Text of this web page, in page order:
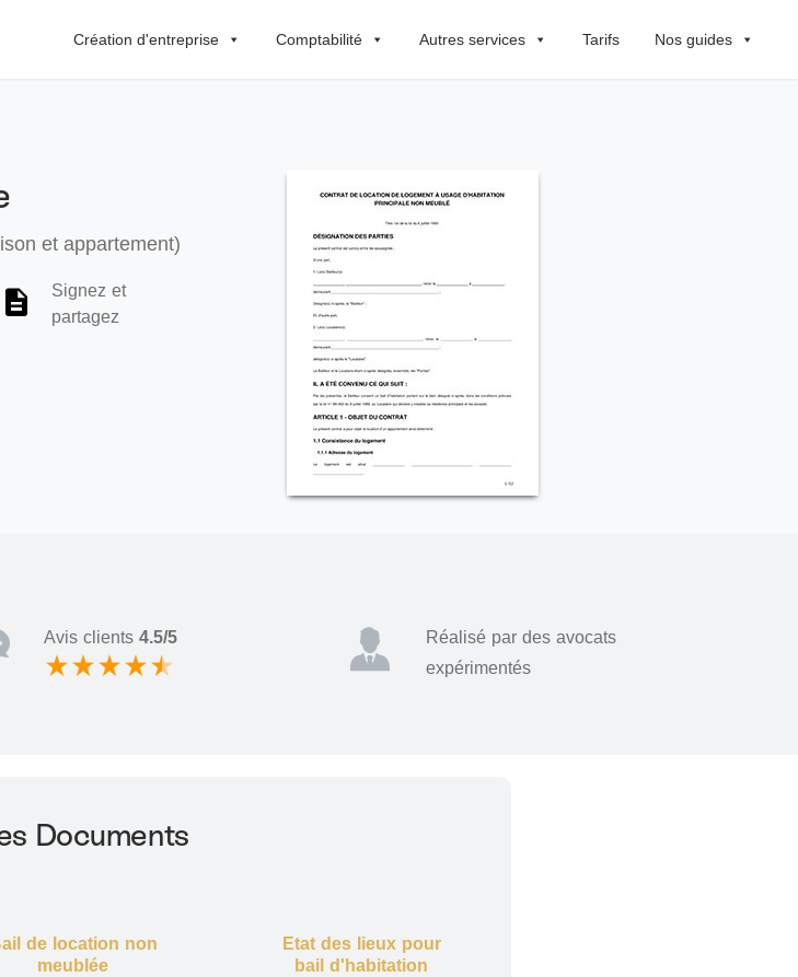
Création d'entreprise Comptabilité Autres services Tarifs Nos guides
et appartement)
Signez et
partagez
Avis clients 4.5/5
Réalisé par des avocats
expérimentés
Documents
de location non
meublée
Etat des lieux pour
bail d'habitation